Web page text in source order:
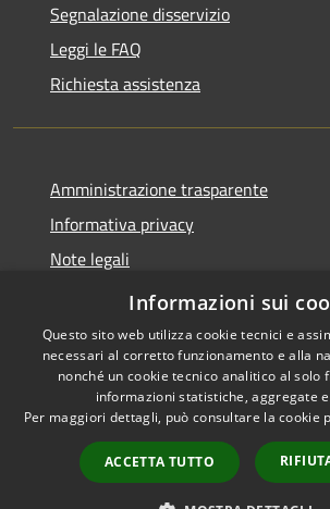
Segnalazione disservizio
Leggi le FAQ
Richiesta assistenza
Amministrazione trasparente
Informativa privacy
Note legali
Dichiarazione di accessibilità
Accessibilità
Cavaion
by
Informazioni sui
Questo sito web utilizza cookie tecnici e
necessari al corretto funzionamento e alla
nonché un cookie tecnico analitico al solo
informazioni statistiche, aggregate
Per maggiori dettagli, può consultare la cookie
ACCETTA TUTTO